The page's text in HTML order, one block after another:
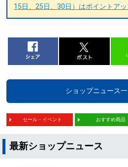
15日、25日、30日）はポイントアッ
ショップニュース
セール・イベント おすすめ商品
最新ショップニュース